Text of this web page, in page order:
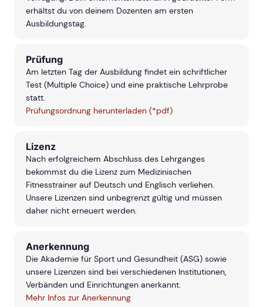
erhältst du von deinem Dozenten am ersten
Ausbildungstag.
Prüfung
Am letzten Tag der Ausbildung findet ein schriftlicher
Test (Multiple Choice) und eine praktische Lehrprobe
statt.
Prüfungsordnung herunterladen (*pdf)
Lizenz
Nach erfolgreichem Abschluss des Lehrganges
bekommst du die Lizenz zum Medizinischen
Fitnesstrainer auf Deutsch und Englisch verliehen.
Unsere Lizenzen sind unbegrenzt gültig und müssen
daher nicht erneuert werden.
Anerkennung
Die Akademie für Sport und Gesundheit (ASG) sowie
unsere Lizenzen sind bei verschiedenen Institutionen,
Verbänden und Einrichtungen anerkannt.
Mehr Infos zur Anerkennung